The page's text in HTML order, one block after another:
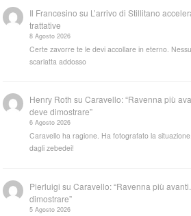
Il Francesino su L’arrivo di Stillitano
trattative
8 Agosto 2026
Certe zavorre te le devi accollare in eterno.
scarlatta addosso
Henry Roth suCaravello: “Ravenna più
deve dimostrare”
6 Agosto 2026
Caravello ha ragione. Ha fotografato la
dagli zebedei!
Pierluigi suCaravello: “Ravenna più
dimostrare”
5 Agosto 2026